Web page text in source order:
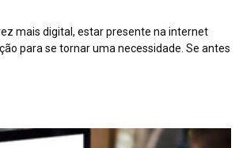
mais digital, estar presente na internet
para se tornar uma necessidade. Se antes